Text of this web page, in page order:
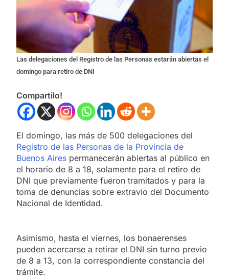
Las delegaciones del Registro de las Personas estarán abiertas el
domingo para retiro de DNI
Compartilo!
El domingo, las más de 500 delegaciones del
Registro de las Personas de la Provincia de
Buenos Aires permanecerán abiertas al público en
el horario de 8 a 18, solamente para el retiro de
DNI que previamente fueron tramitados y para la
toma de denuncias sobre extravío del Documento
Nacional de Identidad.
Asimismo, hasta el viernes, los bonaerenses
pueden acercarse a retirar el DNI sin turno previo
de 8 a 13, con la correspondiente constancia del
trámite.